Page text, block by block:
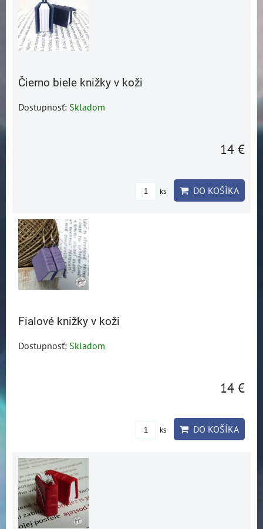
Čierno biele knižky v koži
Dostupnosť: Skladom
14 €
ks DO KOŠÍKA
Fialové knižky v koži
Dostupnosť: Skladom
14 €
ks DO KOŠÍKA